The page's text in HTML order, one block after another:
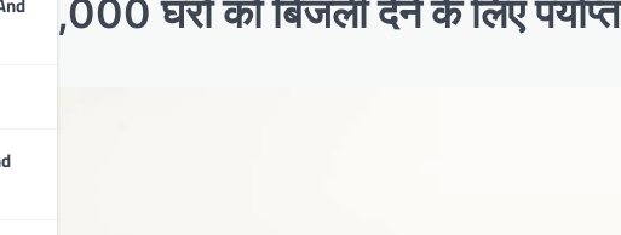
घरों को बिजली देने के लिए पर्याप्त